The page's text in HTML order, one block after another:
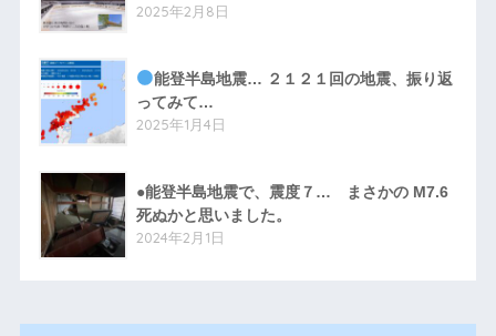
2025年2月8日
能登半島地震… ２１２１回の地震、振り返
ってみて…
2025年1月4日
●能登半島地震で、震度７… まさかの M7.6
死ぬかと思いました。
2024年2月1日